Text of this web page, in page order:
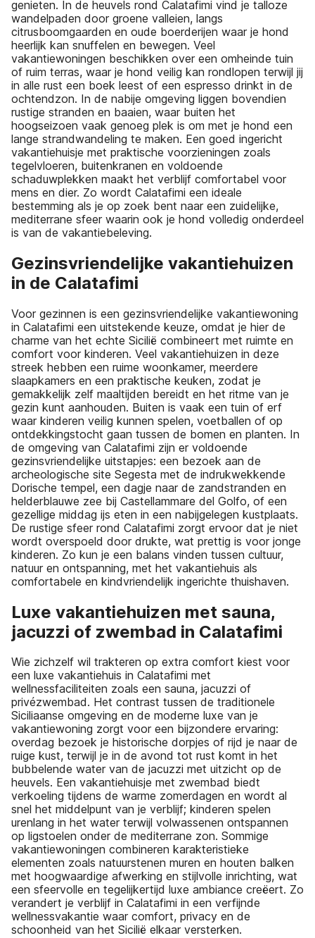
genieten. In de heuvels rond Calatafimi vind je talloze
wandelpaden door groene valleien, langs
citrusboomgaarden en oude boerderijen waar je hond
heerlijk kan snuffelen en bewegen. Veel
vakantiewoningen beschikken over een omheinde tuin
of ruim terras, waar je hond veilig kan rondlopen terwijl jij
in alle rust een boek leest of een espresso drinkt in de
ochtendzon. In de nabije omgeving liggen bovendien
rustige stranden en baaien, waar buiten het
hoogseizoen vaak genoeg plek is om met je hond een
lange strandwandeling te maken. Een goed ingericht
vakantiehuisje met praktische voorzieningen zoals
tegelvloeren, buitenkranen en voldoende
schaduwplekken maakt het verblijf comfortabel voor
mens en dier. Zo wordt Calatafimi een ideale
bestemming als je op zoek bent naar een zuidelijke,
mediterrane sfeer waarin ook je hond volledig onderdeel
is van de vakantiebeleving.
Gezinsvriendelijke vakantiehuizen
in de Calatafimi
Voor gezinnen is een gezinsvriendelijke vakantiewoning
in Calatafimi een uitstekende keuze, omdat je hier de
charme van het echte Sicilië combineert met ruimte en
comfort voor kinderen. Veel vakantiehuizen in deze
streek hebben een ruime woonkamer, meerdere
slaapkamers en een praktische keuken, zodat je
gemakkelijk zelf maaltijden bereidt en het ritme van je
gezin kunt aanhouden. Buiten is vaak een tuin of erf
waar kinderen veilig kunnen spelen, voetballen of op
ontdekkingstocht gaan tussen de bomen en planten. In
de omgeving van Calatafimi zijn er voldoende
gezinsvriendelijke uitstapjes: een bezoek aan de
archeologische site Segesta met de indrukwekkende
Dorische tempel, een dagje naar de zandstranden en
helderblauwe zee bij Castellammare del Golfo, of een
gezellige middag ijs eten in een nabijgelegen kustplaats.
De rustige sfeer rond Calatafimi zorgt ervoor dat je niet
wordt overspoeld door drukte, wat prettig is voor jonge
kinderen. Zo kun je een balans vinden tussen cultuur,
natuur en ontspanning, met het vakantiehuis als
comfortabele en kindvriendelijk ingerichte thuishaven.
Luxe vakantiehuizen met sauna,
jacuzzi of zwembad in Calatafimi
Wie zichzelf wil trakteren op extra comfort kiest voor
een luxe vakantiehuis in Calatafimi met
wellnessfaciliteiten zoals een sauna, jacuzzi of
privézwembad. Het contrast tussen de traditionele
Siciliaanse omgeving en de moderne luxe van je
vakantiewoning zorgt voor een bijzondere ervaring:
overdag bezoek je historische dorpjes of rijd je naar de
ruige kust, terwijl je in de avond tot rust komt in het
bubbelende water van de jacuzzi met uitzicht op de
heuvels. Een vakantiehuisje met zwembad biedt
verkoeling tijdens de warme zomerdagen en wordt al
snel het middelpunt van je verblijf; kinderen spelen
urenlang in het water terwijl volwassenen ontspannen
op ligstoelen onder de mediterrane zon. Sommige
vakantiewoningen combineren karakteristieke
elementen zoals natuurstenen muren en houten balken
met hoogwaardige afwerking en stijlvolle inrichting, wat
een sfeervolle en tegelijkertijd luxe ambiance creëert. Zo
verandert je verblijf in Calatafimi in een verfijnde
wellnessvakantie waar comfort, privacy en de
schoonheid van het Sicilië elkaar versterken.